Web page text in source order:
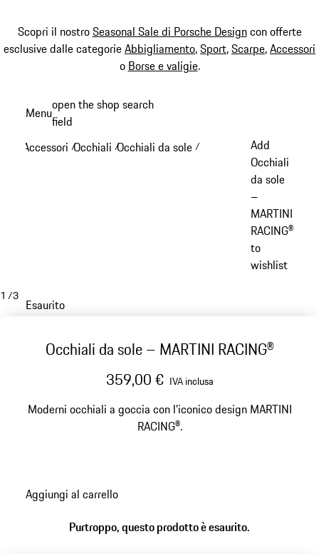
Scopri il nostroSeasonal Sale di Porsche Designcon offerte
esclusive dalle categorieAbbigliamento,Sport,Scarpe,Accessori
o Borse e valigie.
principale
Menuopen the shop search
field
Accessori /Occhiali /Occhiali da sole /
Add
Occhiali
da sole
–
MARTINI
RACING®
to
wishlist
1 /3
Esaurito
Occhiali da sole – MARTINI RACING®
359,00 € IVA inclusa
Moderni occhiali a goccia con l'iconico design MARTINI
RACING®.
Aggiungi al carrello
Purtroppo, questo prodotto è esaurito.